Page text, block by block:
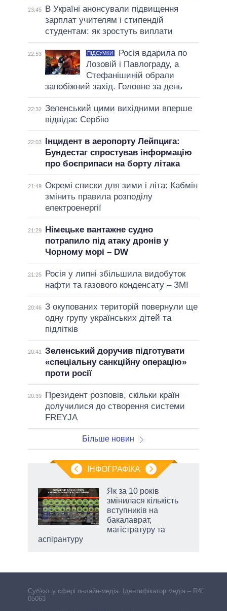
23:45
В Україні анонсували підвищення
зарплат учителям і стипендій
студентам: як зростуть виплати
22:53 ПІДСУМКИ
Росія вдарила по
Лозовій і Павлограду, а
Стефанішиній обрали
запобіжний захід. Головне за день
22:32 Зеленський цими вихідними вперше
відвідає Сербію
22:03
Інцидент в аеропорту Лейпцига:
Бундестаг спростував інформацію
про боєприпаси на борту літака
21:49 Окремі списки для зими і літа: Кабмін
змінить правила розподілу
електроенергії
21:29
Німецьке вантажне судно
потрапило під атаку дронів у
Чорному морі – DW
21:25
Росія у липні збільшила видобуток
нафти та газового конденсату – ЗМІ
20:46 З окупованих територій повернули ще
одну групу українських дітей та
підлітків
20:41
Зеленський доручив підготувати
«спеціальну санкційну операцію»
проти росії
20:39
Президент розповів, скільки країн
долучилися до створення системи
FREYJA
Більше новин
ІНФОГРАФІКА
Як за 10 років
змінилася кількість
вступників на
бакалаврат,
магістратуру та
аспірантуру
Cуб'єкт у сфері онлайн-медіа. Ідентифікатор медіа – R40-
05063